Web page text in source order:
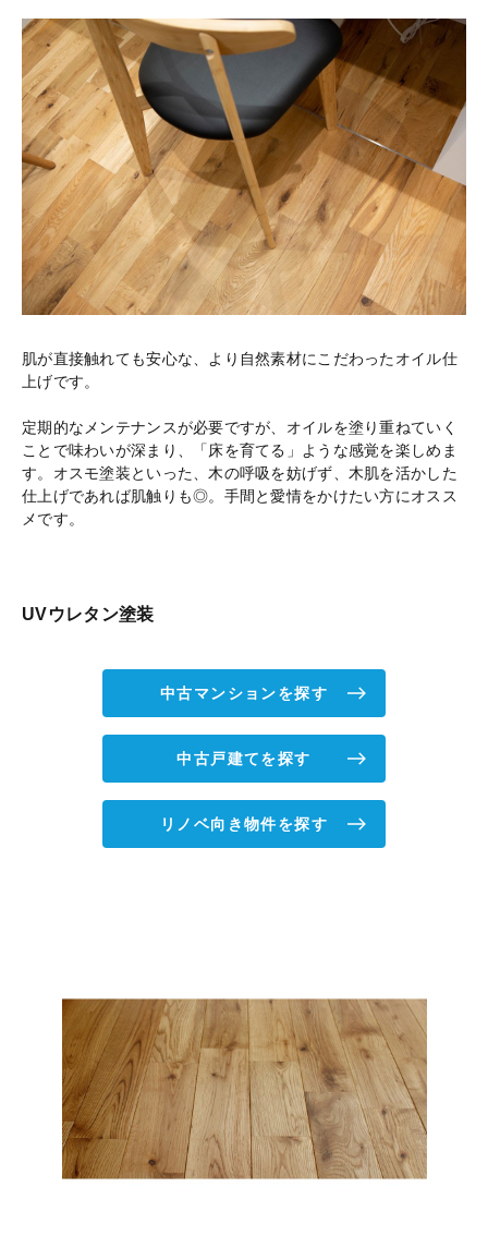
肌が直接触れても安心な、より自然素材にこだわったオイル仕
上げです。
定期的なメンテナンスが必要ですが、オイルを塗り重ねていく
ことで味わいが深まり、「床を育てる」ような感覚を楽しめま
す。オスモ塗装といった、木の呼吸を妨げず、木肌を活かした
仕上げであれば肌触りも◎。手間と愛情をかけたい方にオスス
メです。
UVウレタン塗装
中古マンションを探す
中古戸建てを探す
リノベ向き物件を探す